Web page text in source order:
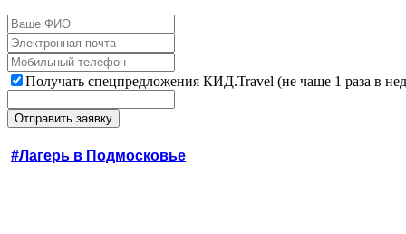
Получать спецпредложения КИД.Travel (не чаще 1 раза в
#Лагерь в Подмосковье